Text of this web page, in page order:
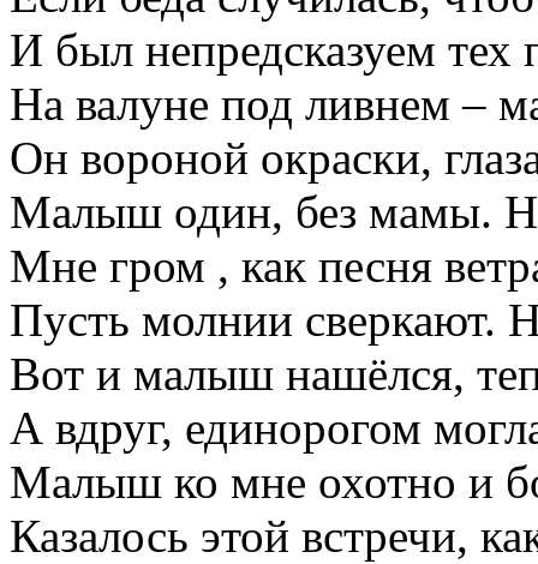
И был непредсказуем тех
На валуне под ливнем –
Он вороной окраски,
Малыш один, без мамы.
Мне гром , как песня
Пусть молнии сверкают.
Вот и малыш нашёлся,
А вдруг, единорогом
Малыш ко мне охотно и
Казалось этой встречи,